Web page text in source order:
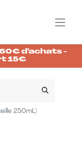
d’achats -
15€
250mL)